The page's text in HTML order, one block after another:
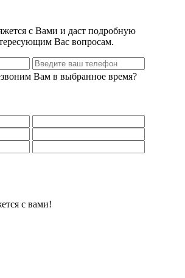
с Вами и даст подробную
Вас вопросам.
Вам в выбранное время?
с вами!